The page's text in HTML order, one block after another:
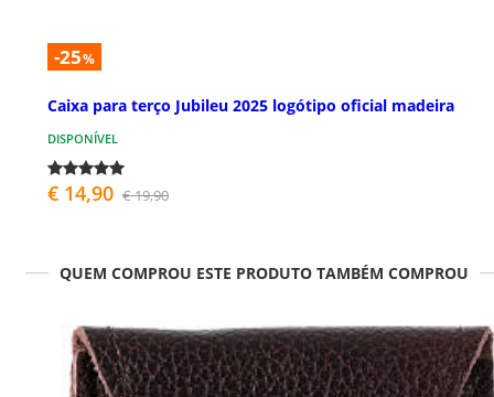
-25%
Caixa para terço Jubileu 2025 logótipo oficial madeira
DISPONÍVEL
€ 14,90 € 19,90
QUEM COMPROU ESTE PRODUTO TAMBÉM COMPROU